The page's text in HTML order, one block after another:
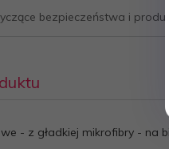
bezpieczeństwa i
- z gładkiej mikrofibry -